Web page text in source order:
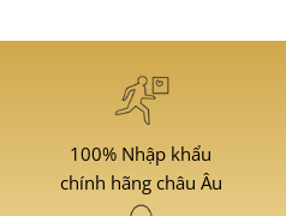
100% Nhập khẩu
chính hãng châu Âu